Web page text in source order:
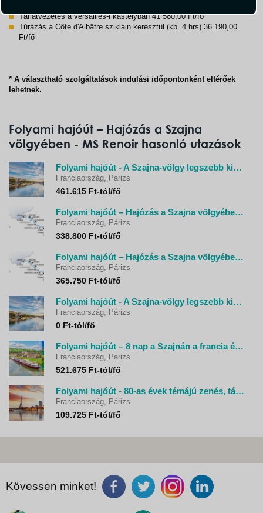
Tárlatvezetés a versailles-i kastélyban 41 580,00 Ft/fő
Túrázás a Côte d'Albâtre szikláin keresztül (kb. 4 hrs) 36 190,00
Ft/fő
* A választható szolgáltatások indulási időpontonként eltérőek
lehetnek.
Folyami hajóút – Hajózás a Szajna
völgyében - MS Renoir hasonló utazások
Folyami hajóút - A Szajna-völgy legszebb kikötői - Ms Botticelli
Franciaország, Párizs
461.615 Ft-tól/fő
Folyami hajóút – Hajózás a Szajna völgyében - MS Botticelli
Franciaország, Párizs
338.800 Ft-tól/fő
Folyami hajóút – Hajózás a Szajna völgyében - MS Seine Princess
Franciaország, Párizs
365.750 Ft-tól/fő
Folyami hajóút - A Szajna-völgy legszebb kikötői - Ms Seine Princess
Franciaország, Párizs
0 Ft-tól/fő
Folyami hajóút – 8 nap a Szajnán a francia életstílus jegyében - MS Seine Comtesse
Franciaország, Párizs
521.675 Ft-tól/fő
Folyami hajóút - 80-as évek témájú zenés, táncos hétvége a Szajnán - MS Seine Princess
Franciaország, Párizs
109.725 Ft-tól/fő
Kövessen minket!